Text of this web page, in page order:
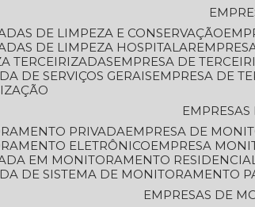
DE LIMPEZA E CONSERVAÇÃO
DE LIMPEZA HOSPITALAR
TERCEIRIZADAS
EMPRESA DE
DE SERVIÇOS GERAIS
EMPRESA DE
PRIVADA
EMPRESA DE
ELETRÔNICO
EMPRESA
EM MONITORAMENTO
DE SISTEMA DE MONITORAMENTO
EMPRESAS DE